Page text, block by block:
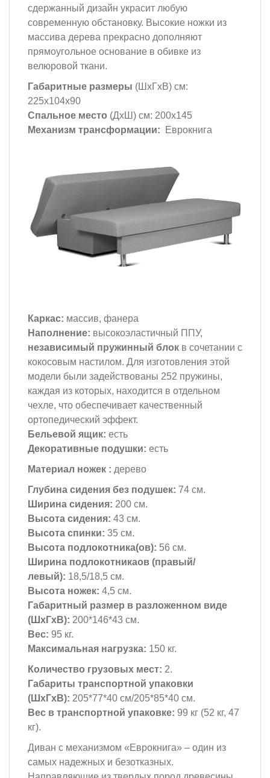
сдержанный дизайн украсит любую
современную обстановку. Высокие ножки из
массива дерева прекрасно дополняют
прямоугольное основание в обивке из
велюровой ткани.
Габаритные размеры (ШхГхВ) см:
225х104х90
Спальное место (ДхШ) см: 200х145
Механизм трансформации:
Еврокнига
Каркас: массив, фанера
Наполнение: высокоэластичный ППУ,
независимый пружинный блок в сочетании с
кокосовым настилом. Для изготовления этой
модели были задействованы 252 пружины,
каждая из которых, находится в отдельном
чехле, что обеспечивает качественный
ортопедический эффект.
Бельевой ящик: есть
Декоративные подушки: есть
Материал ножек : дерево
Глубина сидения без подушек: 74 см.
Ширина сидения: 200 см.
Высота сидения: 43 см.
Высота спинки: 35 см.
Высота подлокотника(ов): 56 см.
Ширина подлокотникаов (правый/
левый): 18,5/18,5 см.
Высота ножек: 4,5 см.
Габаритный размер в разложенном виде
(ШхГхВ): 200*146*43 см.
Вес: 95 кг.
Максимальная нагрузка: 150 кг.
Количество грузовых мест: 2.
Габариты транспортной упаковки
(ШхГхВ): 205*77*40 см/205*85*40 см.
Вес в транспортной упаковке: 99 кг (52 кг, 47
кг).
Диван с механизмом «Еврокнига» – один из
самых надежных и безотказных.